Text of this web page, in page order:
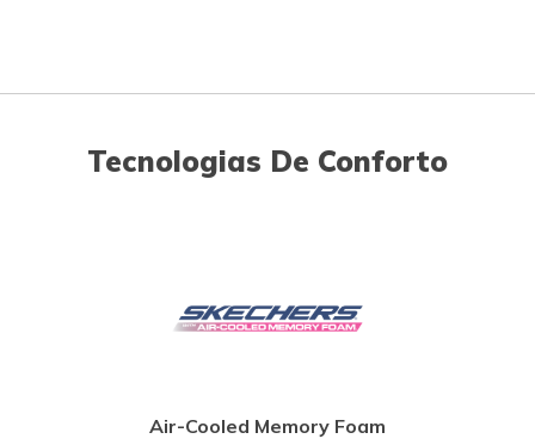
Tecnologias De Conforto
Air-Cooled Memory Foam